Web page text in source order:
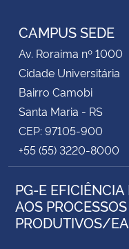
CAMPUS SEDE
Av. Roraima nº 1000
Cidade Universitária
Bairro Camobi
Santa Maria - RS
CEP: 97105-900
+55 (55) 3220-8000
PG-E
AOS PROCESSOS
PRODUTIVOS/